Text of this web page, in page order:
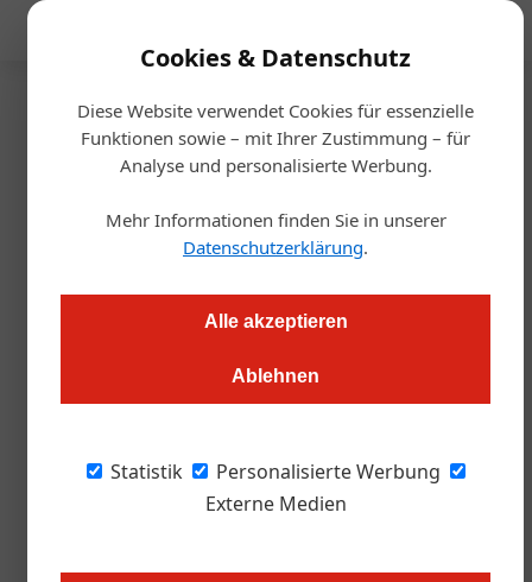
Cookies & Datenschutz
Diese Website verwendet Cookies für essenzielle
Funktionen sowie – mit Ihrer Zustimmung – für
Analyse und personalisierte Werbung.
Mehr Informationen finden Sie in unserer
Datenschutzerklärung.
Alle akzeptieren
Ablehnen
Statistik
Personalisierte Werbung
Externe Medien
Startseite/Handel
Oberösterreich
Vöcklabruck: Wedl mit neuem
Markenauftritt
19.05.2023, 11:00 Uhr
Mit einer umfassenden Neugestaltung seines Markts
Energieeffizienz und nachhaltigem Einkaufserlebnis.
Geschichte des österreichischen